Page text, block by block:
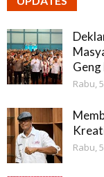
Rabu,
Rabu,